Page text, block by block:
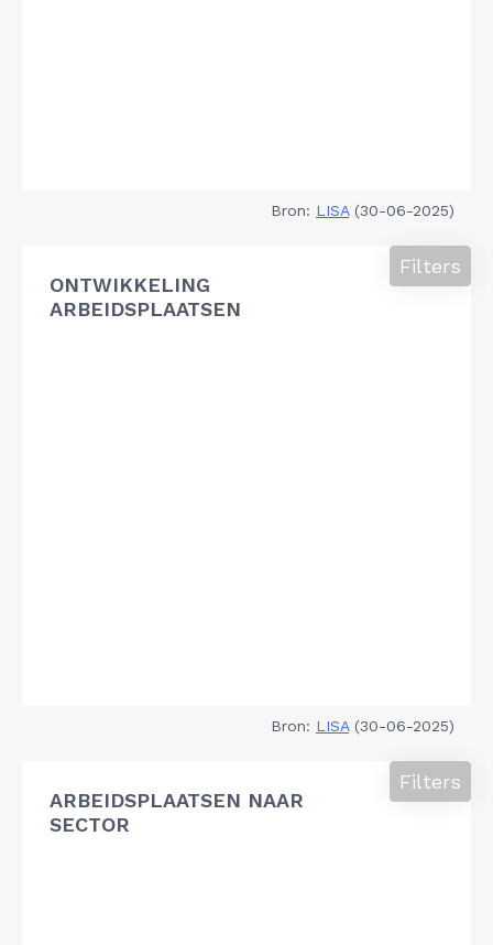
Bron: LISA(30-06-2025)
ONTWIKKELING
ARBEIDSPLAATSEN
Filters
Bron: LISA(30-06-2025)
ARBEIDSPLAATSEN NAAR
SECTOR
Filters